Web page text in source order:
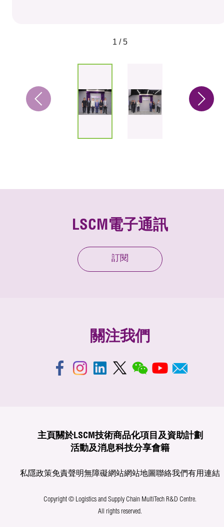
1 / 5
LSCM電子通訊
訂閱
關注我們
主頁 關於LSCM技術商品化項目及資助計劃
活動及消息科技分享會籍
私隱政策免責聲明無障礙網站網站地圖聯絡我們有用連結
Copyright © Logistics and Supply Chain MultiTech R&D Centre.
All rights reserved.